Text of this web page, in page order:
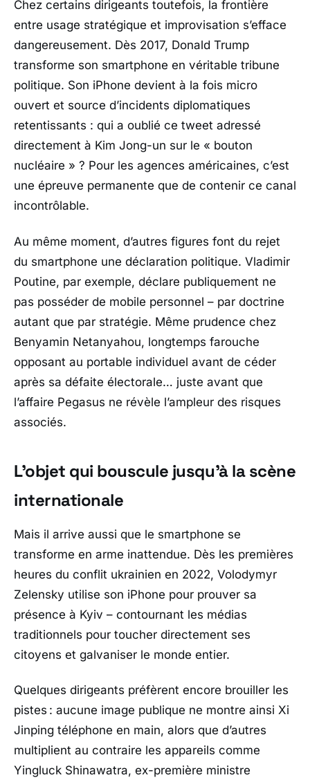
Chez certains dirigeants toutefois, la frontière
entre usage stratégique et improvisation s’efface
dangereusement. Dès 2017, Donald Trump
transforme son smartphone en véritable tribune
politique. Son iPhone devient à la fois micro
ouvert et source d’incidents diplomatiques
retentissants : qui a oublié ce tweet adressé
directement à Kim Jong-un sur le « bouton
nucléaire » ? Pour les agences américaines, c’est
une épreuve permanente que de contenir ce canal
incontrôlable.
Au même moment, d’autres figures font du rejet
du smartphone une déclaration politique. Vladimir
Poutine, par exemple, déclare publiquement ne
pas posséder de mobile personnel – par doctrine
autant que par stratégie. Même prudence chez
Benyamin Netanyahou, longtemps farouche
opposant au portable individuel avant de céder
après sa défaite électorale… juste avant que
l’affaire Pegasus ne révèle l’ampleur des risques
associés.
L’objet qui bouscule jusqu’à la scène
internationale
Mais il arrive aussi que le smartphone se
transforme en arme inattendue. Dès les premières
heures du conflit ukrainien en 2022, Volodymyr
Zelensky utilise son iPhone pour prouver sa
présence à Kyiv – contournant les médias
traditionnels pour toucher directement ses
citoyens et galvaniser le monde entier.
Quelques dirigeants préfèrent encore brouiller les
pistes : aucune image publique ne montre ainsi Xi
Jinping téléphone en main, alors que d’autres
multiplient au contraire les appareils comme
Yingluck Shinawatra, ex-première ministre